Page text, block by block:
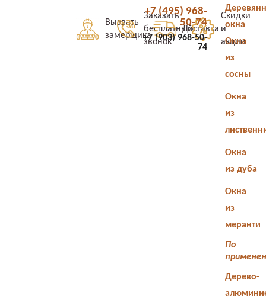
Вызвать
замерщика
Заказать
бесплатный
звонок
Доставка
Скидки
и
акции
+7 (495) 968-
50-74
+7 (903) 968-50-
74
окна
Окна
из
сосны
Окна
из
Окна
из дуба
Окна
из
меранти
По
Дерево-